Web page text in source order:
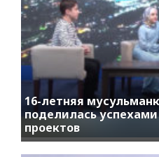
16-летняя
поделилась успехами
проектов